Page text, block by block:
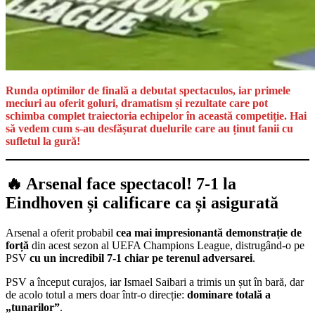
Runda optimilor de finală a debutat spectaculos, iar primele
meciuri au oferit goluri, dramatism și rezultate care pot
schimba complet traiectoria echipelor în această competiție. Hai
să vedem cum s-au desfășurat duelurile care au ținut fanii cu
sufletul la gură!
🔥 Arsenal face spectacol! 7-1 la
Eindhoven și calificare ca și asigurată
Arsenal a oferit probabil cea mai impresionantă demonstrație de
forță din acest sezon al UEFA Champions League, distrugând-o pe
PSV cu un incredibil 7-1 chiar pe terenul adversarei.
PSV a început curajos, iar Ismael Saibari a trimis un șut în bară, dar
de acolo totul a mers doar într-o direcție: dominare totală a
„tunarilor”.